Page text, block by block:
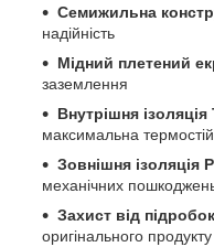
Семижильна
надійність
Мідний плетений
заземлення
Внутрішня
максимальна
Зовнішня ізоляція
механічних
Захист від
оригінального продукту